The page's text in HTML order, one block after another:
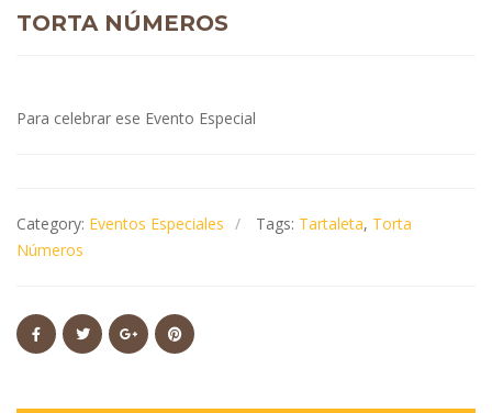
TORTA NÚMEROS
Para celebrar ese Evento Especial
Category: Eventos Especiales Tags: Tartaleta, Torta
Números